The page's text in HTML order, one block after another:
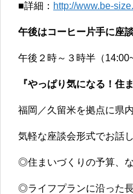
■詳細： http://www.be-
午後はコーヒー片手に座
午後２時～３時半（
『やっぱり気になる！住
福岡／久留米を拠点に県
気軽な座談会形式でお話
◎住まいづくりの予算、
◎ライフプランに沿った